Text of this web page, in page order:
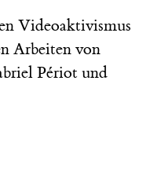
Videoaktivismus
Arbeiten von
Périot und